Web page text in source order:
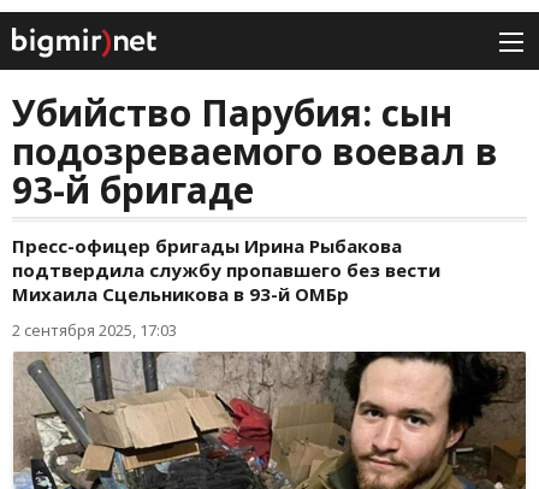
Убийство Парубия: сын
подозреваемого воевал в
93-й бригаде
Пресс-офицер бригады Ирина Рыбакова
подтвердила службу пропавшего без вести
Михаила Сцельникова в 93-й ОМБр
2 сентября 2025, 17:03